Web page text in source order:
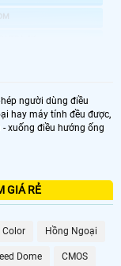
TRỘM
PIR
người dùng điều
hay máy tính đều được,
xuống điều hướng ống
GIÁ RẺ
Color Hồng Ngoại
Dome CMOS